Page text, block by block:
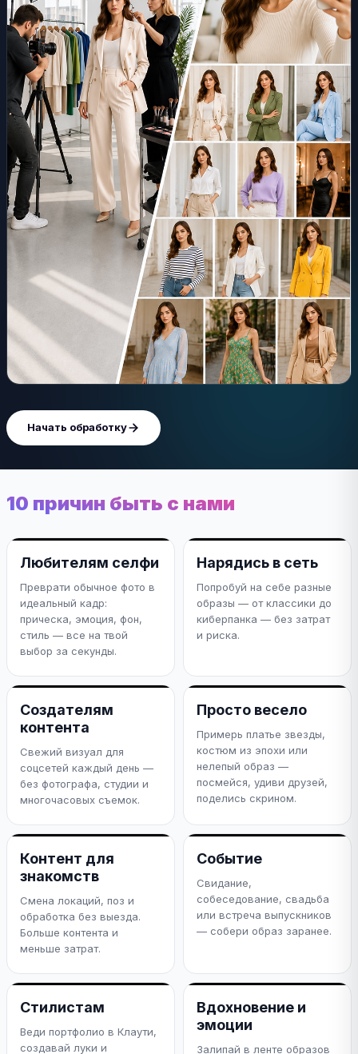
Начать обработку
10 причин быть с нами
Любителям селфи
Преврати обычное фото в
идеальный кадр:
прическа, эмоция, фон,
стиль — все на твой
выбор за секунды.
Нарядись в сеть
Попробуй на себе разные
образы — от классики до
киберпанка — без затрат
и риска.
Создателям
контента
Свежий визуал для
соцсетей каждый день —
без фотографа, студии и
многочасовых съемок.
Просто весело
Примерь платье звезды,
костюм из эпохи или
нелепый образ —
посмейся, удиви друзей,
поделись скрином.
Контент для
знакомств
Смена локаций, поз и
обработка без выезда.
Больше контента и
меньше затрат.
Событие
Свидание,
собеседование, свадьба
или встреча выпускников
— собери образ заранее.
Стилистам
Веди портфолио в Клаути,
создавай луки и
Вдохновение и
эмоции
Залипай в ленте образов